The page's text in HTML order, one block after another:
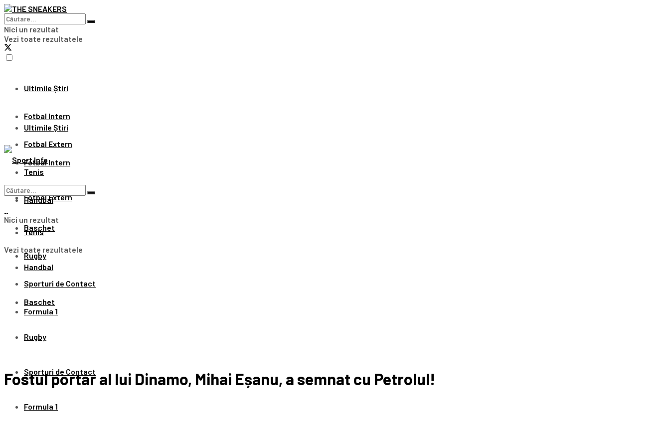
Nici un rezultat
Vezi toate rezultatele
Ultimile Știri
Fotbal Intern
Fotbal Extern
Tenis
Handbal
Baschet
Rugby
Sporturi de Contact
Formula 1
Ultimile Știri
Fotbal Intern
Fotbal Extern
Tenis
Handbal
Baschet
Rugby
Sporturi de Contact
Formula 1
Nici un rezultat
Vezi toate rezultatele
Fostul portar al lui Dinamo, Mihai Eșanu, a semnat cu Petrolul!